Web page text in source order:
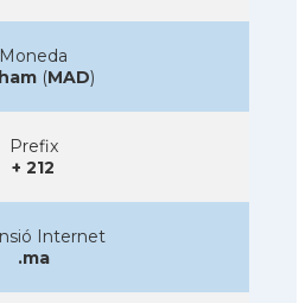
Moneda
(MAD)
Prefix
+ 212
Internet
.ma